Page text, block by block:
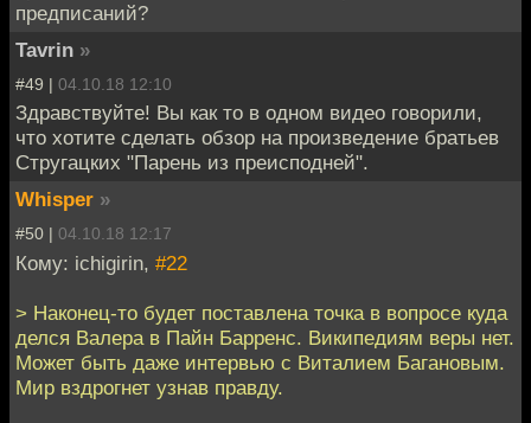
предписаний?
Tavrin »
#49 | 04.10.18 12:10
Здравствуйте! Вы как то в одном видео говорили,
что хотите сделать обзор на произведение братьев
Стругацких "Парень из преисподней".
Whisper »
#50 | 04.10.18 12:17
Кому: ichigirin, #22
> Наконец-то будет поставлена точка в вопросе куда
делся Валера в Пайн Барренс. Википедиям веры нет.
Может быть даже интервью с Виталием Багановым.
Мир вздрогнет узнав правду.